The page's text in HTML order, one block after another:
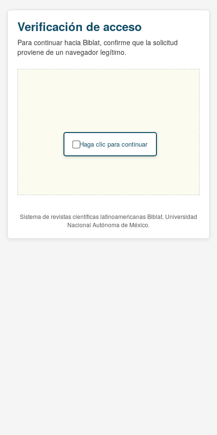
Verificación de acceso
Para continuar hacia Biblat, confirme que la solicitud
proviene de un navegador legítimo.
Haga clic para continuar
Sistema de revistas científicas latinoamericanas Biblat. Universidad
Nacional Autónoma de México.